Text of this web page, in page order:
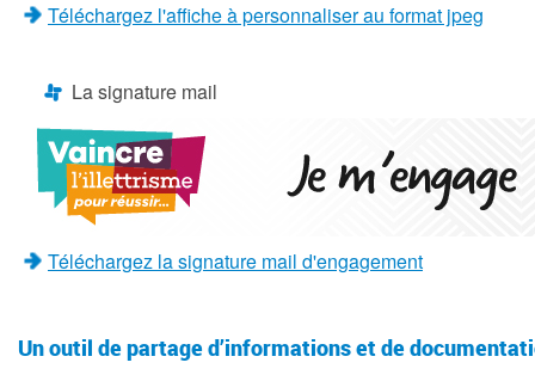
Téléchargez l'affiche à personnaliser au format jpeg
La signature mail
Téléchargez la signature mail d'engagement
Un outil de partage d’informations et de